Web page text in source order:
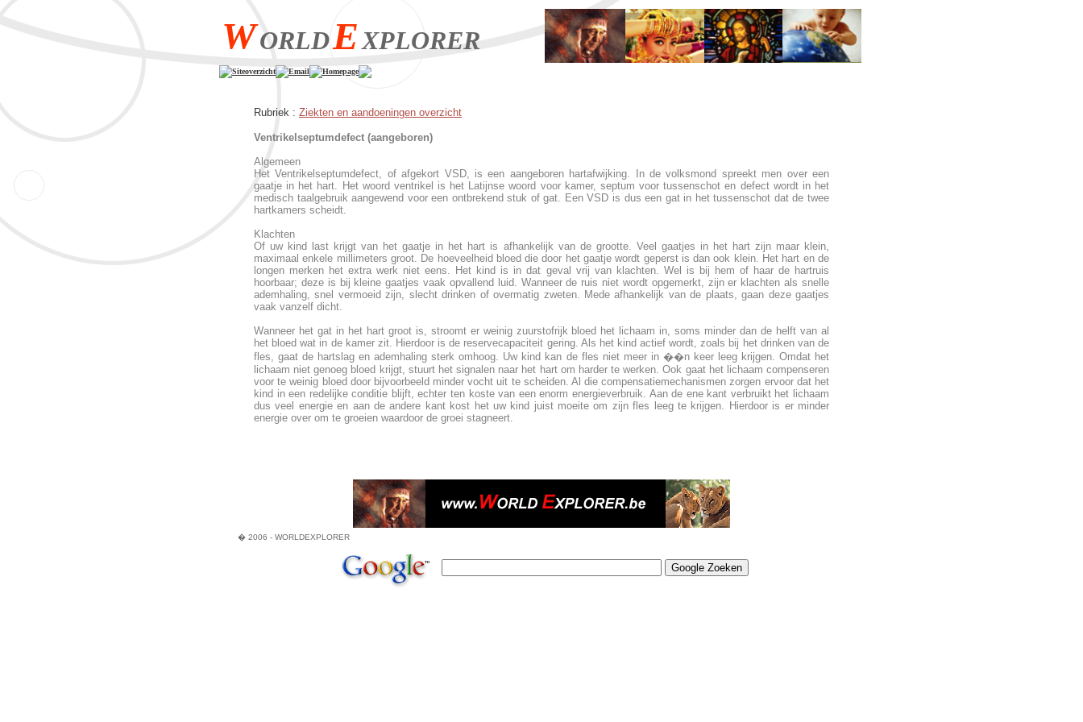
WORLDEXPLORER
Siteoverzicht Email Homepage
Rubriek : Ziekten en aandoeningen overzicht
Ventrikelseptumdefect (aangeboren)
Algemeen
Het Ventrikelseptumdefect, of afgekort VSD, is een aangeboren hartafwijking. In de volksmond spreekt men over een
gaatje in het hart. Het woord ventrikel is het Latijnse woord voor kamer, septum voor tussenschot en defect wordt in het
medisch taalgebruik aangewend voor een ontbrekend stuk of gat. Een VSD is dus een gat in het tussenschot dat de twee
hartkamers scheidt.
Klachten
Of uw kind last krijgt van het gaatje in het hart is afhankelijk van de grootte. Veel gaatjes in het hart zijn maar klein,
maximaal enkele millimeters groot. De hoeveelheid bloed die door het gaatje wordt geperst is dan ook klein. Het hart en de
longen merken het extra werk niet eens. Het kind is in dat geval vrij van klachten. Wel is bij hem of haar de hartruis
hoorbaar; deze is bij kleine gaatjes vaak opvallend luid. Wanneer de ruis niet wordt opgemerkt, zijn er klachten als snelle
ademhaling, snel vermoeid zijn, slecht drinken of overmatig zweten. Mede afhankelijk van de plaats, gaan deze gaatjes
vaak vanzelf dicht.
Wanneer het gat in het hart groot is, stroomt er weinig zuurstofrijk bloed het lichaam in, soms minder dan de helft van al
het bloed wat in de kamer zit. Hierdoor is de reservecapaciteit gering. Als het kind actief wordt, zoals bij het drinken van de
fles, gaat de hartslag en ademhaling sterk omhoog. Uw kind kan de fles niet meer in ��n keer leeg krijgen. Omdat het
lichaam niet genoeg bloed krijgt, stuurt het signalen naar het hart om harder te werken. Ook gaat het lichaam compenseren
voor te weinig bloed door bijvoorbeeld minder vocht uit te scheiden. Al die compensatiemechanismen zorgen ervoor dat het
kind in een redelijke conditie blijft, echter ten koste van een enorm energieverbruik. Aan de ene kant verbruikt het lichaam
dus veel energie en aan de andere kant kost het uw kind juist moeite om zijn fles leeg te krijgen. Hierdoor is er minder
energie over om te groeien waardoor de groei stagneert.
� 2006 - WORLDEXPLORER